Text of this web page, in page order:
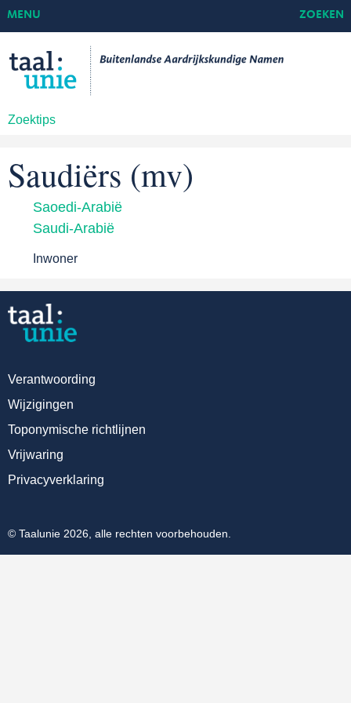
Zoektips
MENU ZOEKEN
Saudiërs (mv)
Saoedi-Arabië
Saudi-Arabië
Inwoner
Verantwoording
Wijzigingen
Toponymische richtlijnen
Vrijwaring
Privacyverklaring
© Taalunie 2026, alle rechten voorbehouden.